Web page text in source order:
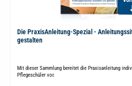
Die PraxisAnleitung-Spezial -
gestalten
Mit dieser Sammlung bereitet die Praxisanleitung
Pflegeschüler vor.